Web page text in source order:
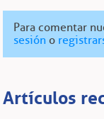
Para comentar
sesión o
Artículos